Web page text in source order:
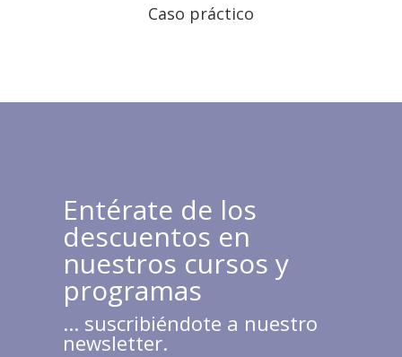
Caso práctico
Entérate de los
descuentos en
nuestros cursos y
programas
... suscribiéndote a nuestro
newsletter.